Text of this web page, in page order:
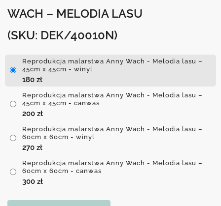
WACH – MELODIA LASU
(SKU: DEK/40010N)
Reprodukcja malarstwa Anny Wach - Melodia lasu –
45cm x 45cm - winyl
180 zł
Reprodukcja malarstwa Anny Wach - Melodia lasu –
45cm x 45cm - canwas
200 zł
Reprodukcja malarstwa Anny Wach - Melodia lasu –
60cm x 60cm - winyl
270 zł
Reprodukcja malarstwa Anny Wach - Melodia lasu –
60cm x 60cm - canwas
300 zł